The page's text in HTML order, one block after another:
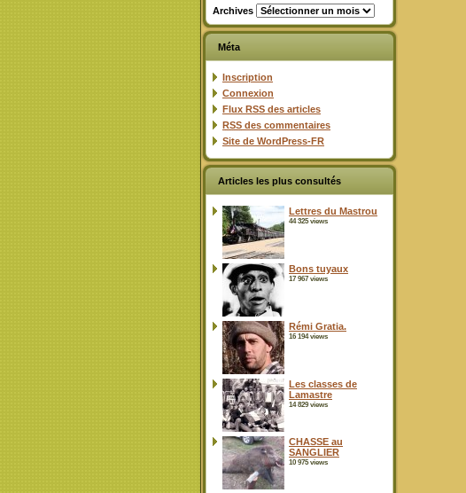
Archives
Méta
Inscription
Connexion
Flux RSS des articles
RSS des commentaires
Site de WordPress-FR
Articles les plus consultés
Lettres du Mastrou
44 325 views
Bons tuyaux
17 967 views
Rémi Gratia.
16 194 views
Les classes de
Lamastre
14 829 views
CHASSE au
SANGLIER
10 975 views